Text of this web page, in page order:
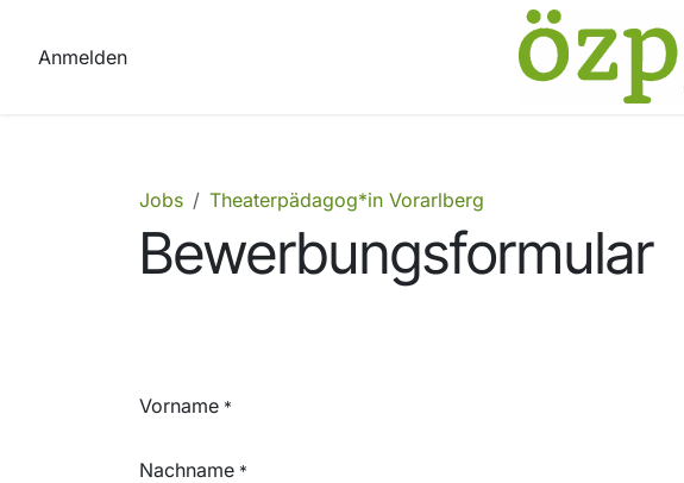
Anmelden
Jobs Theaterpädagog*in Vorarlberg
Bewerbungsformular
Vorname *
Nachname *